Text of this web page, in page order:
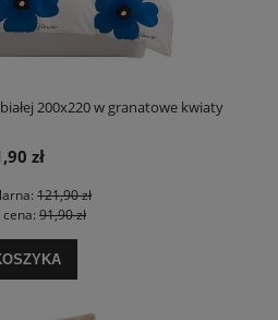
200x220 w granatowe kwiaty
zł
121,90 zł
91,90 zł